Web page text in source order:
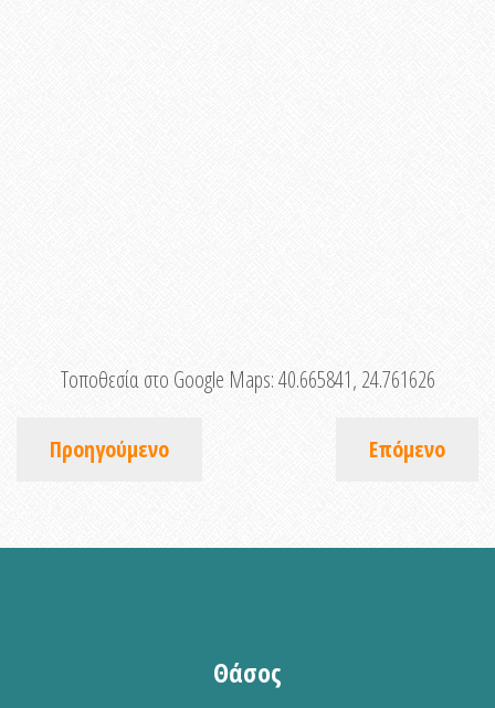
Τοποθεσία στο Google Maps:40.665841, 24.761626
Προηγούμενο Επόμενο
Θάσος